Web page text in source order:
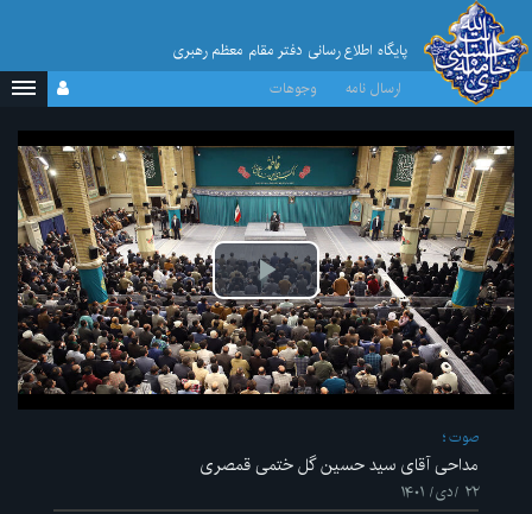
پایگاه اطلاع رسانی دفتر مقام معظم رهبری
ارسال نامه
وجوهات
پخش
ویدیو
صوت
مداحی آقای سید حسین گل ختمی قمصری
۲۲ /دی/ ۱۴۰۱